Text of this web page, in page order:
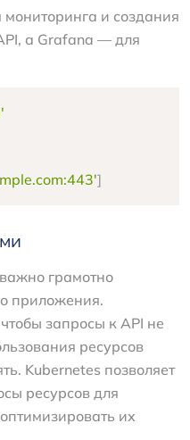
мониторинга и создания
а Grafana — для
]
грамотно
приложения.
запросы к API не
ресурсов
Kubernetes позволяет
ресурсов для
их